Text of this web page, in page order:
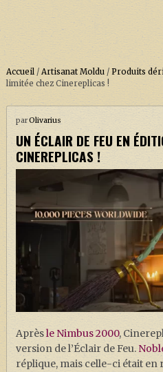
ACCUEIL
À PROPOS
SOUTENEZ-NOUS !
LA SÉRIE HARRY POTTER
BIOPICS DE HARRY POTTER
LES ANIMAUX FANTASTIQUES
J. K. ROWLING
ARTISANAT MOLDU
FANDOM
Accueil/ Artisanat Moldu/ Produits
limitée chez Cinereplicas !
parOlivarius
UN ÉCLAIR DE FEU EN
CINEREPLICAS !
Aprèsle Nimbus 2000,
version de l’Éclair de Feu.
réplique, mais celle-ci était en